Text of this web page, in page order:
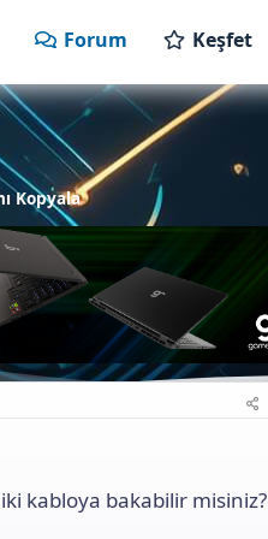
Forum Keşfet
Kopyala
kabloya bakabilir misiniz?